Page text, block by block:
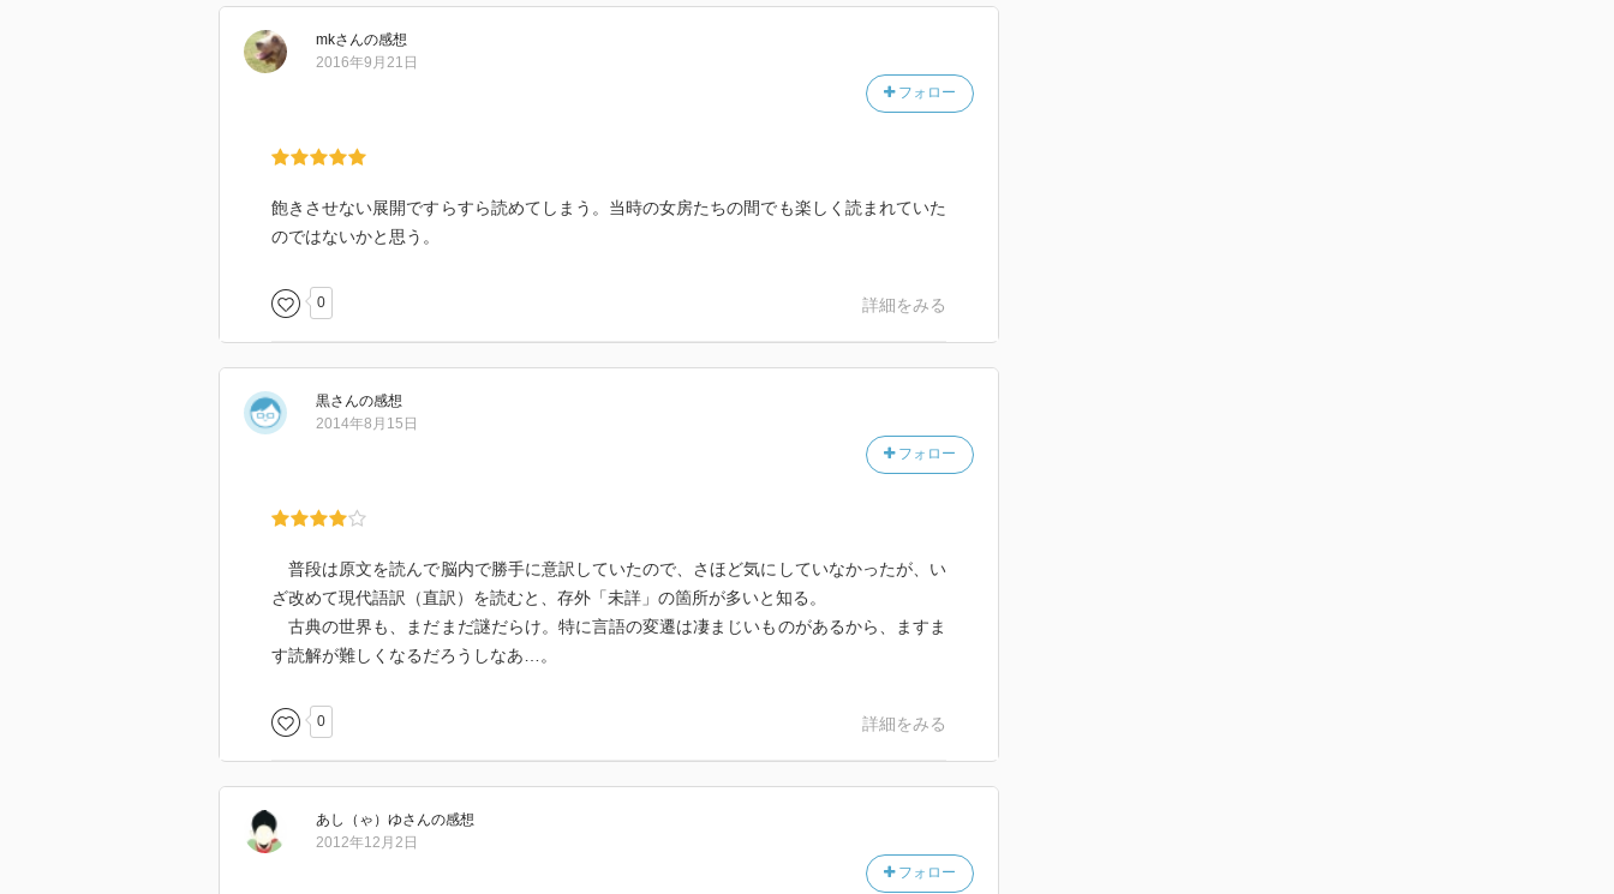
mkさんの感想
フォロー
2016年9月21日
飽きさせない展開ですらすら読めてしまう。当時の女房たちの間でも楽しく読まれていた
のではないかと思う。
0 詳細をみる
黒さんの感想
フォロー
2014年8月15日
普段は原文を読んで脳内で勝手に意訳していたので、さほど気にしていなかったが、い
ざ改めて現代語訳（直訳）を読むと、存外「未詳」の箇所が多いと知る。
古典の世界も、まだまだ謎だらけ。特に言語の変遷は凄まじいものがあるから、ますま
す読解が難しくなるだろうしなあ…。
0 詳細をみる
あし（ゃ）ゆさんの感想
フォロー
2012年12月2日